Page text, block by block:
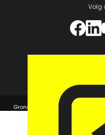
Volg
© 2026
Grondposities
365Beheer &